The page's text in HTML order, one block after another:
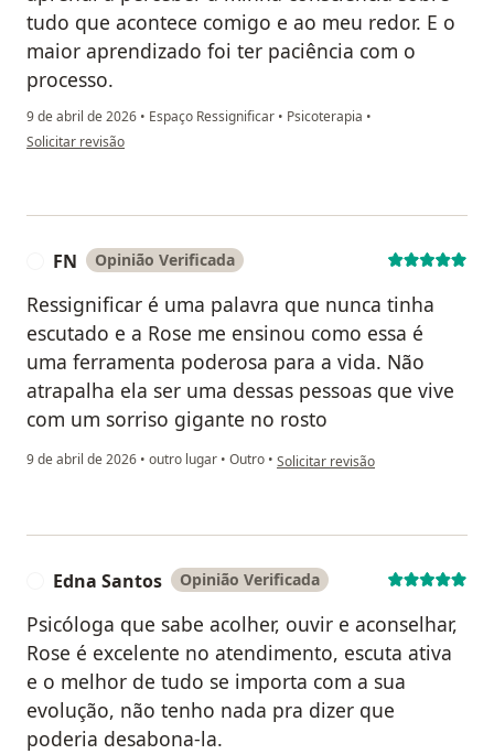
tudo que acontece comigo e ao meu redor. E o
maior aprendizado foi ter paciência com o
processo.
9 de abril de 2026 • Espaço Ressignificar • Psicoterapia •
na opinião do utilizador Gilmar Rodrigues
Solicitar revisão
FN Opinião Verificada
Ressignificar é uma palavra que nunca tinha
escutado e a Rose me ensinou como essa é
uma ferramenta poderosa para a vida. Não
atrapalha ela ser uma dessas pessoas que vive
com um sorriso gigante no rosto
9 de abril de 2026 • outro lugar • Outro • na opinião do utilizador FN
Solicitar revisão
Edna Santos Opinião Verificada
Psicóloga que sabe acolher, ouvir e aconselhar,
Rose é excelente no atendimento, escuta ativa
e o melhor de tudo se importa com a sua
evolução, não tenho nada pra dizer que
poderia desabona-la.